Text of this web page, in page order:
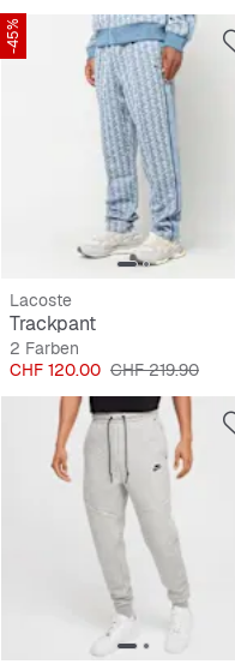
-45%
Lacoste
Trackpant
2 Farben
Preis
CHF 120.00 Originalpreis
CHF 219.90